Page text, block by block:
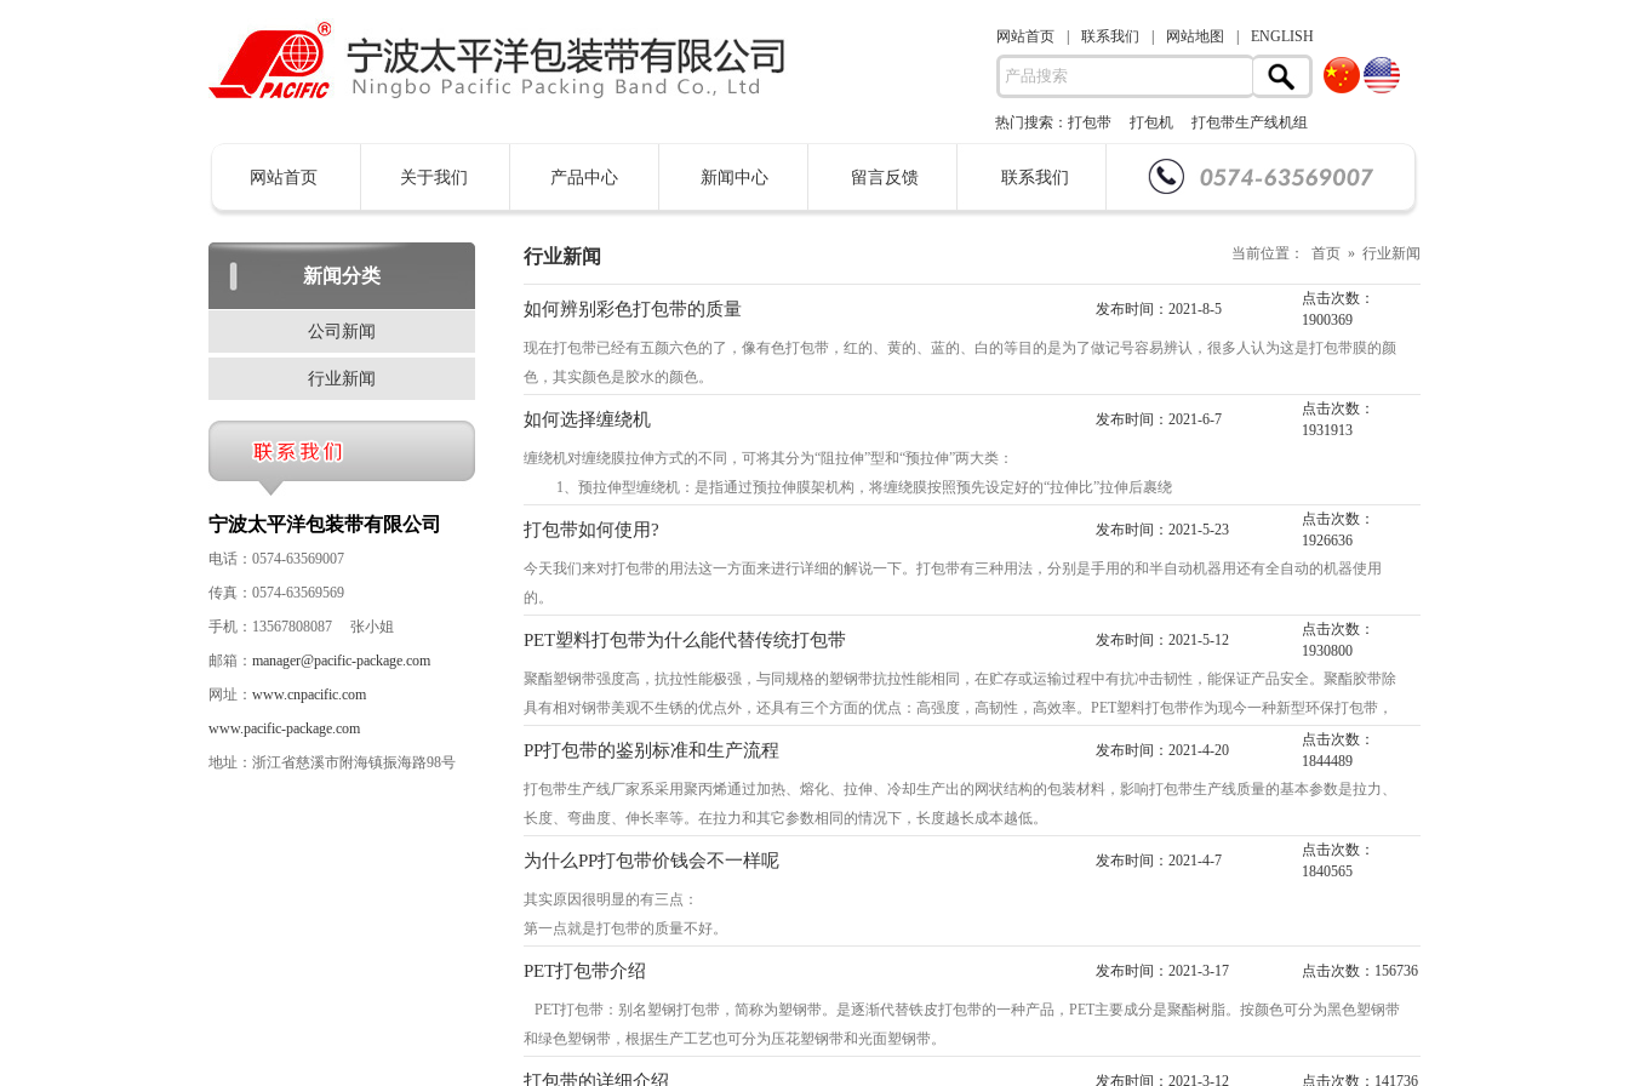
网站首页 联系我们 网站地图 ENGLISH
热门搜索： 打包带 打包机 打包带生产线机组
网站首页 关于我们 产品中心 新闻中心 留言反馈 联系我们
新闻分类
公司新闻
行业新闻
宁波太平洋包装带有限公司
电话：0574-63569007
传真：0574-63569569
手机：13567808087 张小姐
邮箱： manager@pacific-package.com
网址： www.cnpacific.com
www.pacific-package.com
地址：浙江省慈溪市附海镇振海路98号
行业新闻 当前位置： 首页 » 行业新闻
如何辨别彩色打包带的质量 发布时间：2021-8-5
点击次数：
1900369
现在打包带已经有五颜六色的了，像有色打包带，红的、黄的、蓝的、白的等目的是为了做记号容易辨认，很多人认为这是打包带膜的颜
色，其实颜色是胶水的颜色。
随着社会的发展，科技的进步，各行业的生产技术也越渐成熟，就拿打包带来说，种类也越来越多，机用的，手用的，塑钢的，新料
的，回料的，透明的，彩色的等等满足了不同的打包需要。不含杂质的彩色打包带整卷颜色与拉开后一道颜色相差不大，因为好的彩色打
包带有极强的遮蔽性，不存在颜色叠加的情况，掺杂质的彩色打包带要将颜色涂在膜上，只有采用上胶的方式，所以会出现常遇到因打包
带上大的杂志颗粒没完全溶解出现卡刀的情况。
如何选择缠绕机 发布时间：2021-6-7
点击次数：
1931913
缠绕机对缠绕膜拉伸方式的不同，可将其分为“阻拉伸”型和“预拉伸”两大类：
1、预拉伸型缠绕机：是指通过预拉伸膜架机构，将缠绕膜按照预先设定好的“拉伸比”拉伸后裹绕
到托盘货物之上。其优点是展膜均匀、包装美观、适应性强（超轻，超高货物均可使用），并且同等条件
2、阻拉伸型缠绕机：是指通过调节阻拉伸机构的摩擦阻尼，使缠绕膜被动拉出时的速度慢于托盘货
物转动的速度，进而在缠绕膜被拉开的同时裹绕到货物之上。因为可以将阻尼调节为“零”，所以任何品
质的缠绕膜或普通塑料膜均可以使用，但对于较轻、较高的货物，无法实现稳定包装，并且薄膜耗用量较高。
1、托盘（栈板）式缠绕机：
是指通过转台旋转带动托盘货物转动，进而实现对货物缠绕裹包的设备。适用于使用托盘装运的货物包装
（如用于大宗货物的集装箱运输及散件托盘的包装等），广泛应用于玻璃制品、五金工具、电子电器 、
造纸、陶瓷、化工、食品、饮料、建材等行业。能够提高物流效率、减少装运过程中的损耗。具有防尘 、
防潮、降低包装成本等优点。
2、悬臂式缠绕机：
是指通过可以转动的悬臂围绕货物转动，进而实现对货物缠绕裹包的设备。所有T系列可以包装的货
物均可使用R系列设备裹包，另外，其绕货旋转的包装方式，更适合于较轻较高且码垛后不稳定的产品或
超重货物的裹包。机器安装方式灵活，可安置在墙壁上，也可利用支架固定；并且可以根据需要与输送线
3、环体缠绕机：
是指通过环绕圆形轨道运行的送膜（送带）装置，对圆环货物的环体部分进行缠绕裹包的设备。应用
于轮胎、轴承、带钢、带铜、线缆等行业。能够提高包装效率，具有防尘、防潮、降低包装成本等优点。
4、圆筒式轴向缠绕机：
打包带如何使用? 发布时间：2021-5-23
点击次数：
1926636
今天我们来对打包带的用法这一方面来进行详细的解说一下。打包带有三种用法，分别是手用的和半自动机器用还有全自动的机器使用
的。
手用打包带正确的使用方法：1、 将打包带右端弯曲，插入打包扣，然后将右侧固定杆折入打包带内拉紧。 2、 左手持打包带绕过包装
物，将打包带左端弯曲插入打包扣，将右侧固定杆折入打包带内。 3、 右手固定打包扣，左手按住打包带左端用力将打包扣拉紧即
可。 4、 最后持剪刀将打包带剪断。
半自动机器打包带的正确使用方法：将打包的物品放在机器上面，然后打包带绕过物品插入机器下，就会自动打牢。需要多次打包就反
复使用这个方法。
次打包，就反复使用这个方法。
以上就是我们太平洋打包带针对不同的打包机用的不同的方法，如有疑问请咨询客户，我们将您的任何提问都一一解答。
PET塑料打包带为什么能代替传统打包带 发布时间：2021-5-12
点击次数：
1930800
聚酯塑钢带强度高，抗拉性能极强，与同规格的塑钢带抗拉性能相同，在贮存或运输过程中有抗冲击韧性，能保证产品安全。聚酯胶带除
具有相对钢带美观不生锈的优点外，还具有三个方面的优点：高强度，高韧性，高效率。PET塑料打包带作为现今一种新型环保打包带，
在很多行业包装领域已经代替传统钢带。那么PET塑料打包带为什么能代替传统打包带呢?
1.传统打包带大部分都是金属制的，很容易生锈，而且使用寿命十分的短暂，而PET打包带在一定程度上克服了这层缺陷，其具有很好
的抗腐蚀性，可以好的保护需要进行打包的产品。
2.PET打包带具有很强的耐温性能和柔韧性，这样就会对产品起到很好的固定作用，从而避免各种情况对产品产生的威胁。
与钢带，同时质量较轻、包装操作便捷。
PET塑料打包带其柔韧性十分的好，在运输过程中可以防止因长途运输平稳而形成打包带的断裂，可以保证运输过程的平安。它有着
较强的抗冲击的延展性，可以在很大水平上保证货物的平安。想要了解更多关于PET塑料打包带的信息，可以多关注我们!
PP打包带的鉴别标准和生产流程 发布时间：2021-4-20
点击次数：
1844489
打包带生产线厂家系采用聚丙烯通过加热、熔化、拉伸、冷却生产出的网状结构的包装材料，影响打包带生产线质量的基本参数是拉力、
长度、弯曲度、伸长率等。在拉力和其它参数相同的情况下，长度越长成本越低。
判断PP打包机带质量有如下标准：
2、有的打包机带外面是全新料，中间夹填充料(极差)，只要剪开看断面可以看到里面黑心的就是质量差。
3、打包机带要有光泽度，这样的打包机带一般是全料生产的。拉力稳定。打包机带掺粉子的话光泽度会大打折扣的。
4、打包机带的宽度，宽度误差一般正负0.3mm。这样的打包机带生产中下料均匀，质量也会相对均匀的，不会出现时好时坏的状况。
PP打包带生产线的生产流程：
PP打包带生产线生产流程：塑料粒融化---压带----成型----冷却-----缠卷----包装--入库。PP打包带生产线系采用聚丙烯通过加热、熔化、拉
伸、冷却生产出的网状结构的包装材料，影响打包带生产线质量的基本参数是拉力、长度、弯曲度、伸长率等。在拉力和其它参数相同的
为什么PP打包带价钱会不一样呢 发布时间：2021-4-7
点击次数：
1840565
其实原因很明显的有三点：
第一点就是打包带的质量不好。
第二点就是商家有可能估计少弄重量，增加盒子的重量等等。
购买PP打包带的时候，不能只考虑价钱，俗话说“一分钱一分货”，购买时要注意：
1、秤克重：就是每米的重量是否与厂家声明的指标相匹配。
PET打包带介绍 发布时间：2021-3-17 点击次数：156736
PET打包带：别名塑钢打包带，简称为塑钢带。是逐渐代替铁皮打包带的一种产品，PET主要成分是聚酯树脂。按颜色可分为黑色塑钢带
和绿色塑钢带，根据生产工艺也可分为压花塑钢带和光面塑钢带。
打包带的详细介绍 发布时间：2021-3-12 点击次数：141736